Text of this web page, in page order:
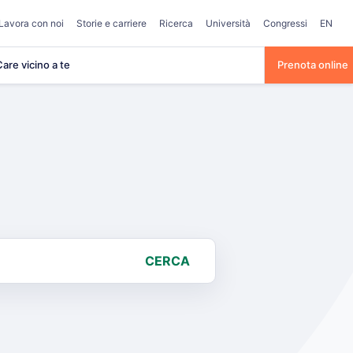
con noi Storie e carriere Ricerca Università Congressi EN
vicino a te Prenota online
CERCA